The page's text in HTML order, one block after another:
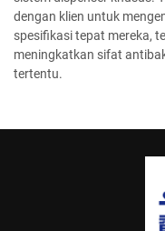
dengan klien untuk
spesifikasi tepat mereka,
meningkatkan sifat
tertentu.